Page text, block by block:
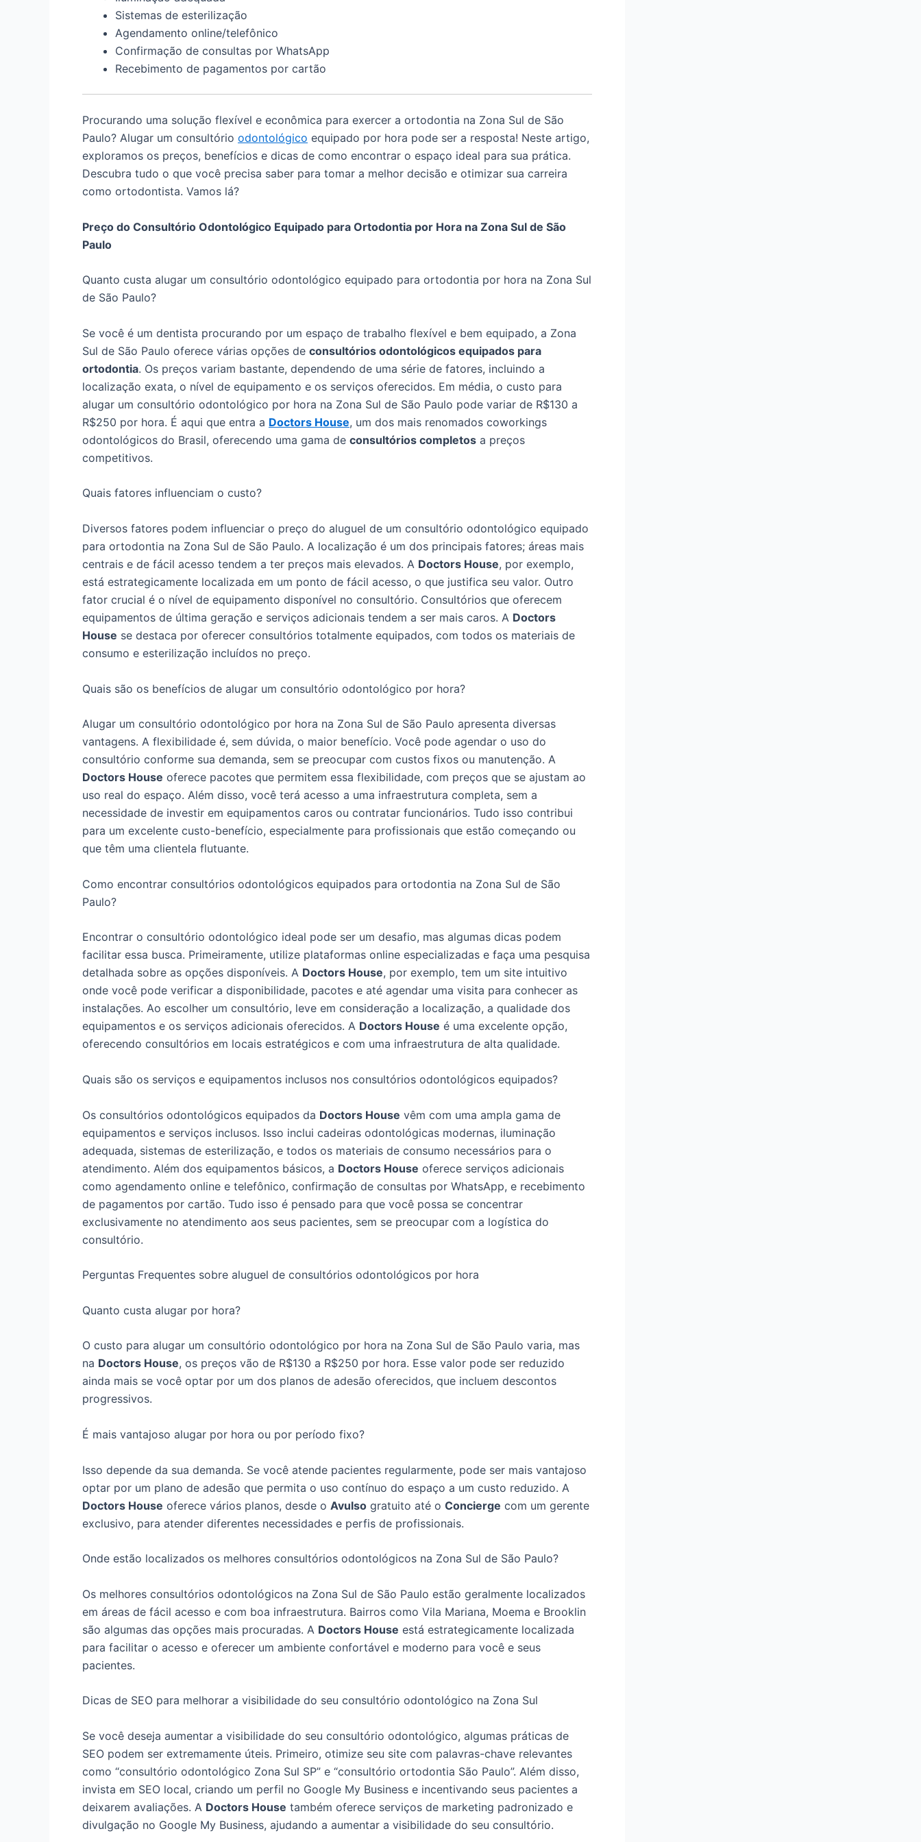
Sistemas de esterilização
Agendamento online/telefônico
Confirmação de consultas por WhatsApp
Recebimento de pagamentos por cartão
Procurando uma solução flexível e econômica para exercer a ortodontia na Zona Sul de São
Paulo? Alugar um consultório odontológico equipado por hora pode ser a resposta! Neste artigo,
exploramos os preços, benefícios e dicas de como encontrar o espaço ideal para sua prática.
Descubra tudo o que você precisa saber para tomar a melhor decisão e otimizar sua carreira
como ortodontista. Vamos lá?
Preço do Consultório Odontológico Equipado para Ortodontia por Hora na Zona Sul de São
Paulo
Quanto custa alugar um consultório odontológico equipado para ortodontia por hora na Zona Sul
de São Paulo?
Se você é um dentista procurando por um espaço de trabalho flexível e bem equipado, a Zona
Sul de São Paulo oferece várias opções de consultórios odontológicos equipados para
ortodontia. Os preços variam bastante, dependendo de uma série de fatores, incluindo a
localização exata, o nível de equipamento e os serviços oferecidos. Em média, o custo para
alugar um consultório odontológico por hora na Zona Sul de São Paulo pode variar de R$130 a
R$250 por hora. É aqui que entra a Doctors House, um dos mais renomados coworkings
odontológicos do Brasil, oferecendo uma gama de consultórios completos a preços
competitivos.
Quais fatores influenciam o custo?
Diversos fatores podem influenciar o preço do aluguel de um consultório odontológico equipado
para ortodontia na Zona Sul de São Paulo. A localização é um dos principais fatores; áreas mais
centrais e de fácil acesso tendem a ter preços mais elevados. A Doctors House, por exemplo,
está estrategicamente localizada em um ponto de fácil acesso, o que justifica seu valor. Outro
fator crucial é o nível de equipamento disponível no consultório. Consultórios que oferecem
equipamentos de última geração e serviços adicionais tendem a ser mais caros. A Doctors
House se destaca por oferecer consultórios totalmente equipados, com todos os materiais de
consumo e esterilização incluídos no preço.
Quais são os benefícios de alugar um consultório odontológico por hora?
Alugar um consultório odontológico por hora na Zona Sul de São Paulo apresenta diversas
vantagens. A flexibilidade é, sem dúvida, o maior benefício. Você pode agendar o uso do
consultório conforme sua demanda, sem se preocupar com custos fixos ou manutenção. A
Doctors House oferece pacotes que permitem essa flexibilidade, com preços que se ajustam ao
uso real do espaço. Além disso, você terá acesso a uma infraestrutura completa, sem a
necessidade de investir em equipamentos caros ou contratar funcionários. Tudo isso contribui
para um excelente custo-benefício, especialmente para profissionais que estão começando ou
que têm uma clientela flutuante.
Como encontrar consultórios odontológicos equipados para ortodontia na Zona Sul de São
Paulo?
Encontrar o consultório odontológico ideal pode ser um desafio, mas algumas dicas podem
facilitar essa busca. Primeiramente, utilize plataformas online especializadas e faça uma pesquisa
detalhada sobre as opções disponíveis. A Doctors House, por exemplo, tem um site intuitivo
onde você pode verificar a disponibilidade, pacotes e até agendar uma visita para conhecer as
instalações. Ao escolher um consultório, leve em consideração a localização, a qualidade dos
equipamentos e os serviços adicionais oferecidos. A Doctors House é uma excelente opção,
oferecendo consultórios em locais estratégicos e com uma infraestrutura de alta qualidade.
Quais são os serviços e equipamentos inclusos nos consultórios odontológicos equipados?
Os consultórios odontológicos equipados da Doctors House vêm com uma ampla gama de
equipamentos e serviços inclusos. Isso inclui cadeiras odontológicas modernas, iluminação
adequada, sistemas de esterilização, e todos os materiais de consumo necessários para o
atendimento. Além dos equipamentos básicos, a Doctors House oferece serviços adicionais
como agendamento online e telefônico, confirmação de consultas por WhatsApp, e recebimento
de pagamentos por cartão. Tudo isso é pensado para que você possa se concentrar
exclusivamente no atendimento aos seus pacientes, sem se preocupar com a logística do
consultório.
Perguntas Frequentes sobre aluguel de consultórios odontológicos por hora
Quanto custa alugar por hora?
O custo para alugar um consultório odontológico por hora na Zona Sul de São Paulo varia, mas
na Doctors House, os preços vão de R$130 a R$250 por hora. Esse valor pode ser reduzido
ainda mais se você optar por um dos planos de adesão oferecidos, que incluem descontos
progressivos.
É mais vantajoso alugar por hora ou por período fixo?
Isso depende da sua demanda. Se você atende pacientes regularmente, pode ser mais vantajoso
optar por um plano de adesão que permita o uso contínuo do espaço a um custo reduzido. A
Doctors House oferece vários planos, desde o Avulso gratuito até o Concierge com um gerente
exclusivo, para atender diferentes necessidades e perfis de profissionais.
Onde estão localizados os melhores consultórios odontológicos na Zona Sul de São Paulo?
Os melhores consultórios odontológicos na Zona Sul de São Paulo estão geralmente localizados
em áreas de fácil acesso e com boa infraestrutura. Bairros como Vila Mariana, Moema e Brooklin
são algumas das opções mais procuradas. A Doctors House está estrategicamente localizada
para facilitar o acesso e oferecer um ambiente confortável e moderno para você e seus
pacientes.
Dicas de SEO para melhorar a visibilidade do seu consultório odontológico na Zona Sul
Se você deseja aumentar a visibilidade do seu consultório odontológico, algumas práticas de
SEO podem ser extremamente úteis. Primeiro, otimize seu site com palavras-chave relevantes
como “consultório odontológico Zona Sul SP” e “consultório ortodontia São Paulo”. Além disso,
invista em SEO local, criando um perfil no Google My Business e incentivando seus pacientes a
deixarem avaliações. A Doctors House também oferece serviços de marketing padronizado e
divulgação no Google My Business, ajudando a aumentar a visibilidade do seu consultório.